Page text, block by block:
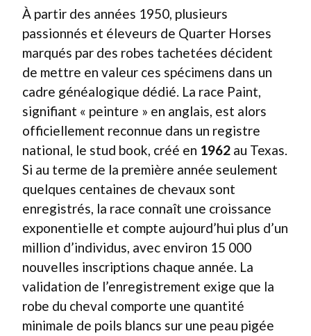
À partir des années 1950, plusieurs
passionnés et éleveurs de Quarter Horses
marqués par des robes tachetées décident
de mettre en valeur ces spécimens dans un
cadre généalogique dédié. La race Paint,
signifiant « peinture » en anglais, est alors
officiellement reconnue dans un registre
national, le stud book, créé en 1962 au Texas.
Si au terme de la première année seulement
quelques centaines de chevaux sont
enregistrés, la race connaît une croissance
exponentielle et compte aujourd’hui plus d’un
million d’individus, avec environ 15 000
nouvelles inscriptions chaque année. La
validation de l’enregistrement exige que la
robe du cheval comporte une quantité
minimale de poils blancs sur une peau pigée